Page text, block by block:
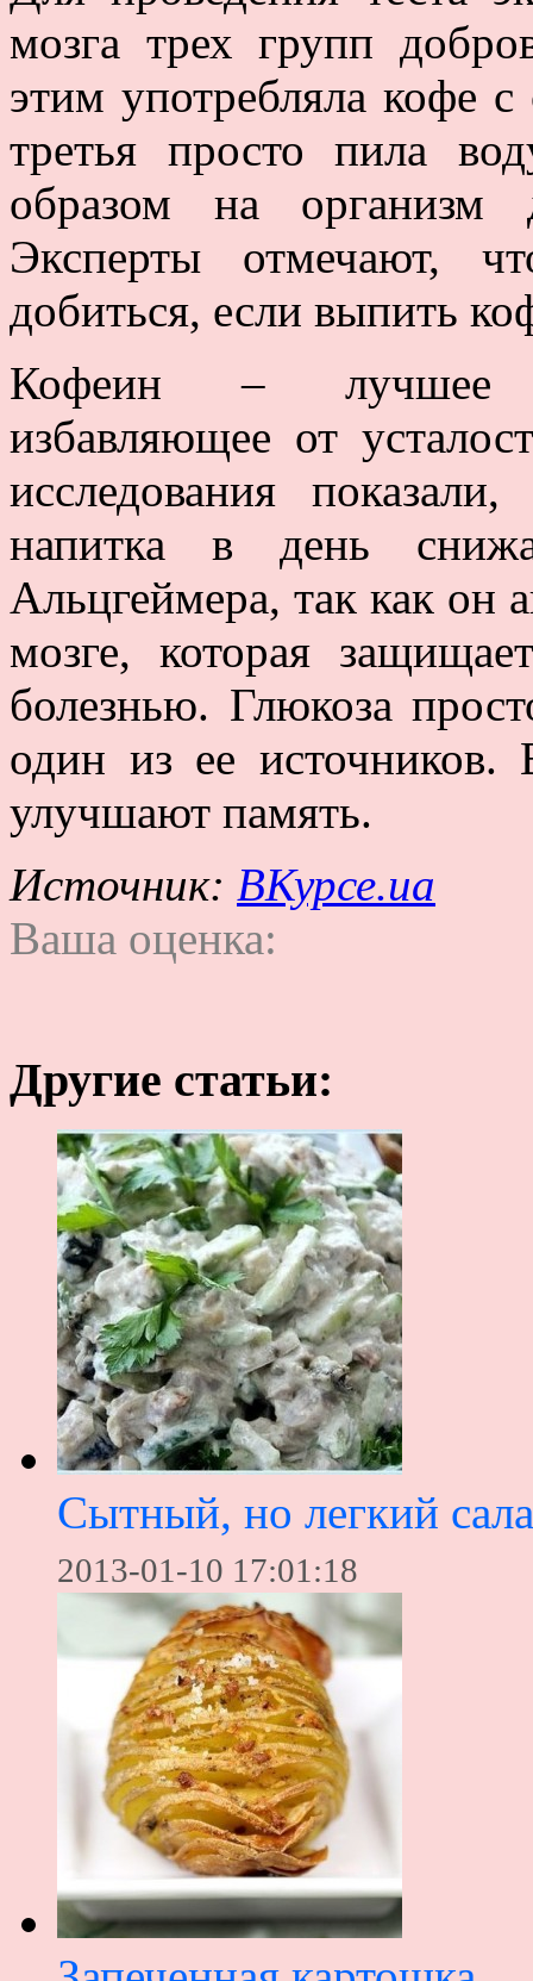
мозга трех групп
этим употребляла кофе с
третья просто пила
образом на организм
Эксперты отмечают,
добиться, если выпить
Кофеин – лучшее
избавляющее от
исследования
напитка в день
Альцгеймера, так как он
мозге, которая
болезнью. Глюкоза
один из ее источников.
улучшают память.
Источник: ВКурсе.ua
Ваша оценка:
Другие статьи:
Сытный, но легкий
2013-01-10 17:01:18